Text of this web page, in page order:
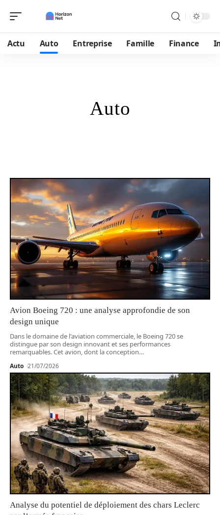
Actu Auto Entreprise Famille Finance
Auto
Avion Boeing 720 : une analyse approfondie de son
design unique
Dans le domaine de l'aviation commerciale, le Boeing 720 se
distingue par son design innovant et ses performances
remarquables. Cet avion, dont la conception…
Auto 21/07/2026
Analyse du potentiel de déploiement des chars Leclerc